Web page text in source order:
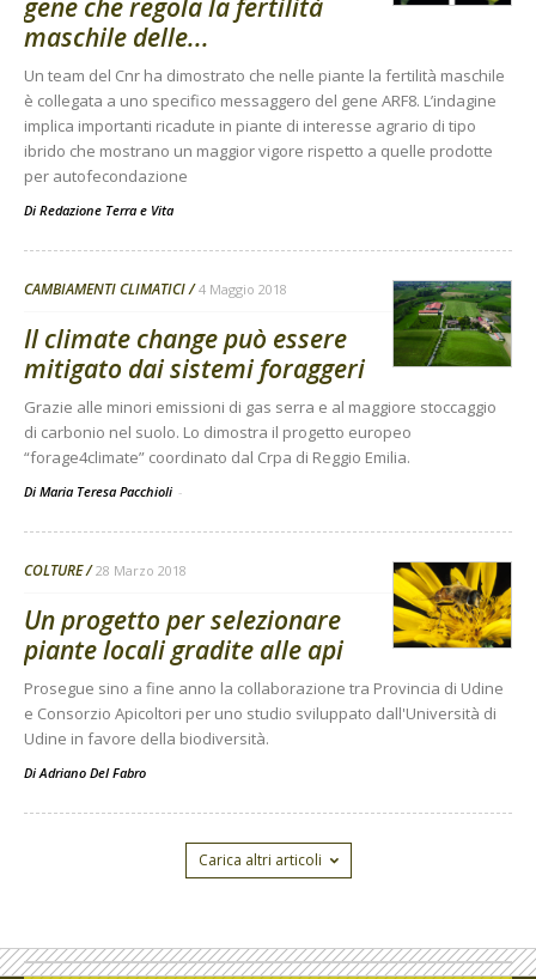
gene che regola la fertilità
maschile delle...
Un team del Cnr ha dimostrato che nelle piante la fertilità maschile
è collegata a uno specifico messaggero del gene ARF8. L’indagine
implica importanti ricadute in piante di interesse agrario di tipo
ibrido che mostrano un maggior vigore rispetto a quelle prodotte
per autofecondazione
Di Redazione Terra e Vita
CAMBIAMENTI CLIMATICI 4 Maggio 2018
Il climate change può essere
mitigato dai sistemi foraggeri
Grazie alle minori emissioni di gas serra e al maggiore stoccaggio
di carbonio nel suolo. Lo dimostra il progetto europeo
“forage4climate” coordinato dal Crpa di Reggio Emilia.
Di Maria Teresa Pacchioli -
COLTURE 28 Marzo 2018
Un progetto per selezionare
piante locali gradite alle api
Prosegue sino a fine anno la collaborazione tra Provincia di Udine
e Consorzio Apicoltori per uno studio sviluppato dall'Università di
Udine in favore della biodiversità.
DiAdriano Del Fabro
Carica altri articoli